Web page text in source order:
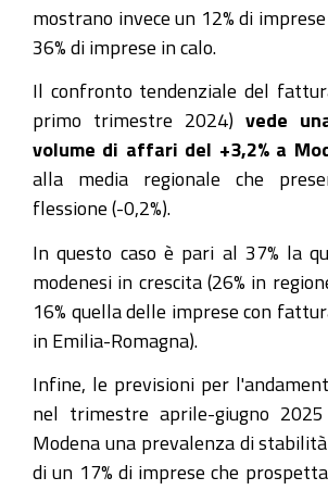
mostrano invece un 12% di
36% di imprese in calo.
Il confronto tendenziale del
primo trimestre 2024) vede
volume di affari del +3,2% a
alla media regionale che
flessione (-0,2%).
In questo caso è pari al 37% la
modenesi in crescita (26% in
16% quella delle imprese con
in Emilia-Romagna).
Infine, le previsioni per
nel trimestre aprile-giugno
Modena una prevalenza di
di un 17% di imprese che